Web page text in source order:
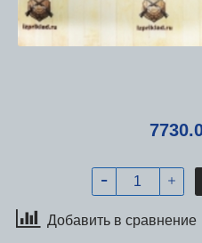
Добавить в сравнение